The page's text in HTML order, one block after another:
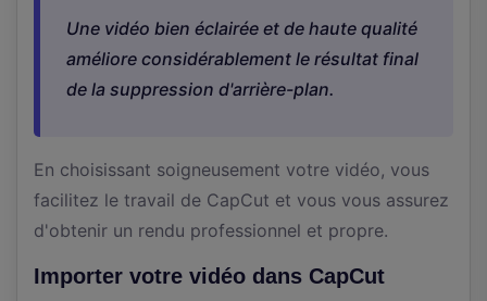
Une vidéo bien éclairée et de haute qualité
améliore considérablement le résultat final
de la suppression d'arrière-plan.
En choisissant soigneusement votre vidéo, vous
facilitez le travail de CapCut et vous vous assurez
d'obtenir un rendu professionnel et propre.
Importer votre vidéo dans CapCut